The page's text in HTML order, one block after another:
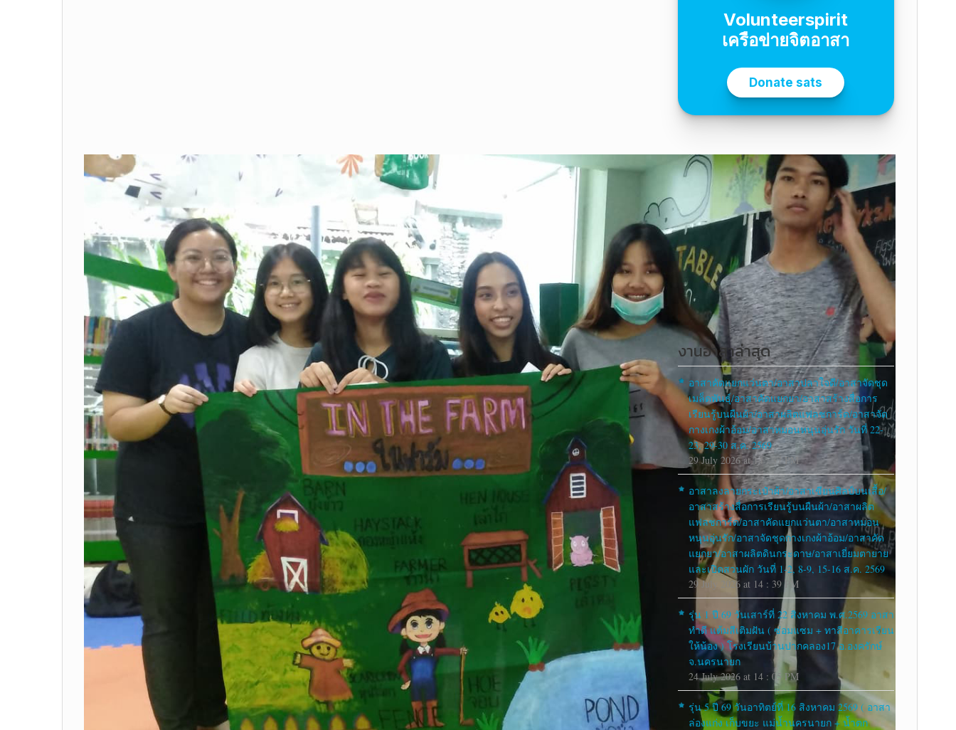
งานอาสาล่าสุด
อาสาคัดแยกแว่นตา/อาสาปลาใจดี/อาสาจัดชุด
เมล็ดพันธุ์/อาสาคัดแยกยา/อาสาสร้างสื่อการ
เรียนรู้บนผืนผ้า/อาสาผลิตแฟลชการ์ด/อาสาจัด
กางเกงผ้าอ้อม/อาสาหมอนหนุนอุ่นรัก วันที่ 22-
23, 29-30 ส.ค. 2569
29 July 2026 at 14 : 37 PM
อาสาลงลายกระเป๋าผ้า/อาสาเขียนศิลป์บนเสื้อ/
อาสาสร้างสื่อการเรียนรู้บนผืนผ้า/อาสาผลิต
แฟลชการ์ด/อาสาคัดแยกแว่นตา/อาสาหมอน
หนุนอุ่นรัก/อาสาจัดชุดกางเกงผ้าอ้อม/อาสาคัด
แยกยา/อาสาผลิตดินกระดาษ/อาสาเยี่ยมตายาย
และเปิดสวนผัก วันที่ 1-2, 8-9, 15-16 ส.ค. 2569
29 July 2026 at 14 : 39 PM
รุ่น 1 ปี 69 วันเสาร์ที่ 22 สิงหาคม พ.ศ.2569 อาสา
ทำดี แต้มสีเติมฝัน ( ซ่อมแซม + ทาสีอาคารเรียน
ให้น้อง ) โรงเรียนบ้านปากคลอง17 อ.องครักษ์
จ.นครนายก
24 July 2026 at 14 : 05 PM
รุ่น 5 ปี 69 วันอาทิตย์ที่ 16 สิงหาคม 2569 ( อาสา
ล่องแก่ง เก็บขยะ แม่น้ำนครนายก + น้ำตก